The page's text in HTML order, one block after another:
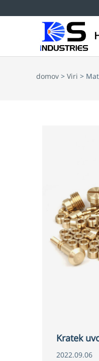
domov > Viri >
Kratek
2022.09.06